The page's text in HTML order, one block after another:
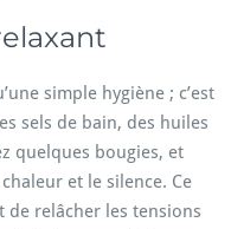
simple hygiène ; c’est
sels de bain, des huiles
quelques bougies, et
et le silence. Ce
relâcher les tensions